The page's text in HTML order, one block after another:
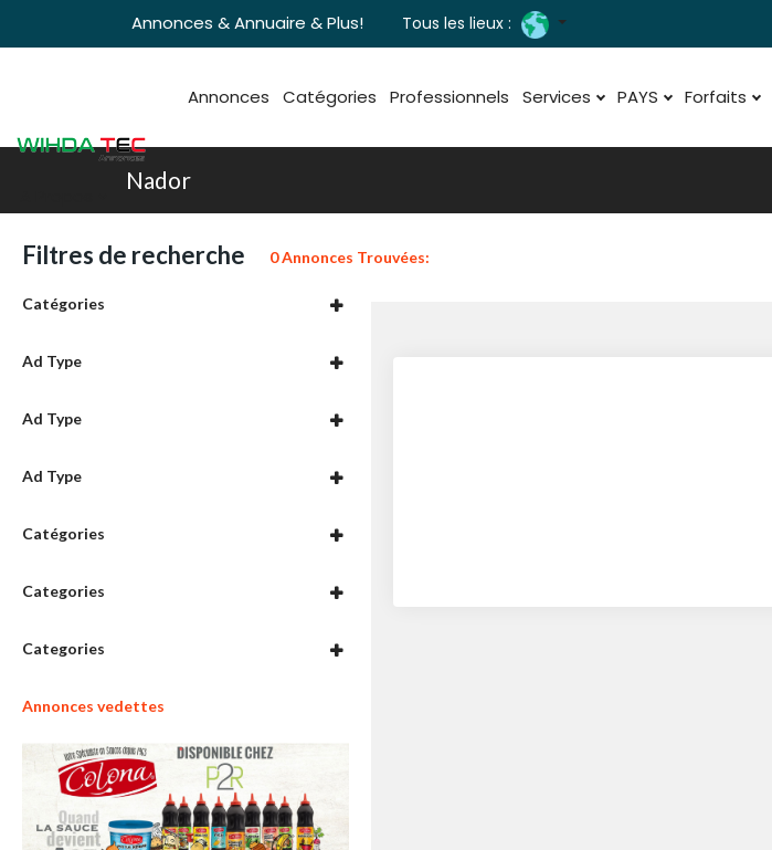
Annonces & Annuaire & Plus! Tous les lieux :
Annonces Catégories Professionnels Services PAYS Forfaits
Nador
0 Annonces Trouvées:
Filtres de recherche
Catégories
Ad Type
Ad Type
Ad Type
Catégories
Categories
Categories
Annonces vedettes